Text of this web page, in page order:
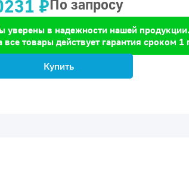
₽По запросу
уверены в надежности нашей продукции.
все товары действует гарантия сроком 1
Купить